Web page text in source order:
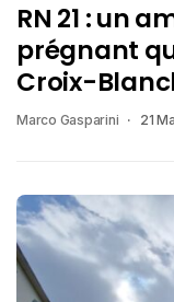
RN 21 : un
prégnant
Croix-
Marco Gasparini 21